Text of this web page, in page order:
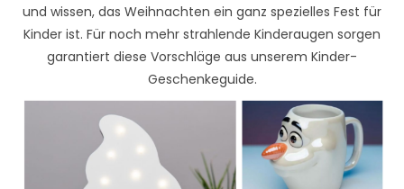
und wissen, das Weihnachten ein ganz spezielles Fest für
Kinder ist. Für noch mehr strahlende Kinderaugen sorgen
garantiert diese Vorschläge aus unserem Kinder-
Geschenkeguide.